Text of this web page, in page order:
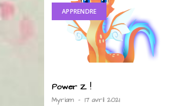
APPRENDRE
Power Z !
Myriam - 17 avril 2021